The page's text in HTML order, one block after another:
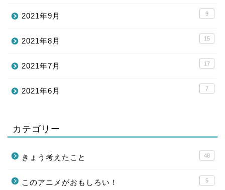
2021年9月 9
2021年8月 15
2021年7月 17
2021年6月 7
カテゴリー
きょう考えたこと 48
このアニメがおもしろい！ 5